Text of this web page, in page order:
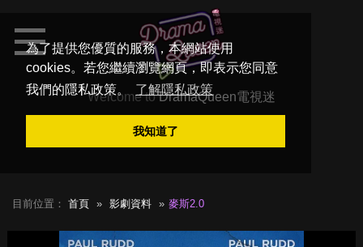
為了提供您優質的服務，本網站使用
cookies。若您繼續瀏覽網頁，即表示您同意
我們的隱私政策。
了解隱私政策
我知道了
Welcome toDramaQueen電視迷
目前位置： 首頁 影劇資料 麥斯2.0